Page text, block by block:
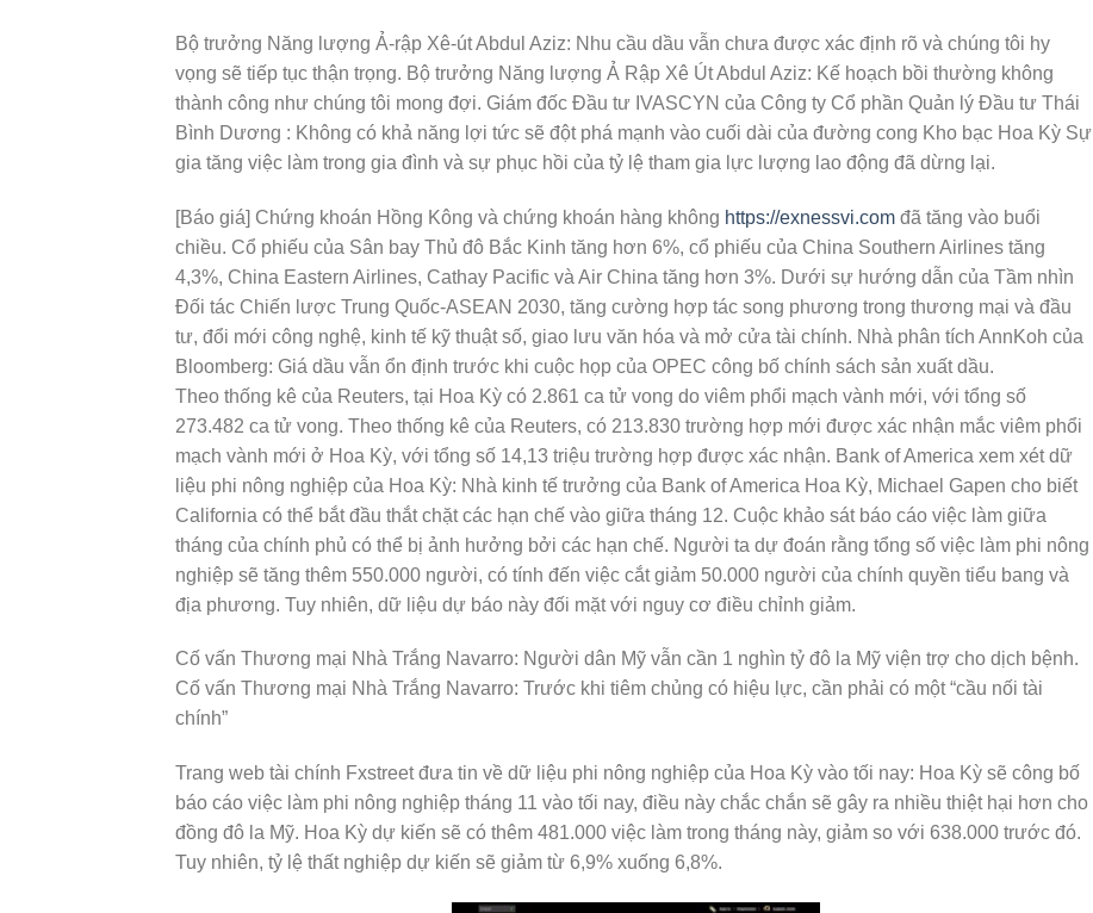
Bộ trưởng Năng lượng Ả-rập Xê-út Abdul Aziz: Nhu cầu dầu vẫn chưa được xác định rõ và chúng tôi hy
vọng sẽ tiếp tục thận trọng. Bộ trưởng Năng lượng Ả Rập Xê Út Abdul Aziz: Kế hoạch bồi thường không
thành công như chúng tôi mong đợi. Giám đốc Đầu tư IVASCYN của Công ty Cổ phần Quản lý Đầu tư Thái
Bình Dương : Không có khả năng lợi tức sẽ đột phá mạnh vào cuối dài của đường cong Kho bạc Hoa Kỳ Sự
gia tăng việc làm trong gia đình và sự phục hồi của tỷ lệ tham gia lực lượng lao động đã dừng lại.
[Báo giá] Chứng khoán Hồng Kông và chứng khoán hàng không https://exnessvi.com đã tăng vào buổi
chiều. Cổ phiếu của Sân bay Thủ đô Bắc Kinh tăng hơn 6%, cổ phiếu của China Southern Airlines tăng
4,3%, China Eastern Airlines, Cathay Pacific và Air China tăng hơn 3%. Dưới sự hướng dẫn của Tầm nhìn
Đối tác Chiến lược Trung Quốc-ASEAN 2030, tăng cường hợp tác song phương trong thương mại và đầu
tư, đổi mới công nghệ, kinh tế kỹ thuật số, giao lưu văn hóa và mở cửa tài chính. Nhà phân tích AnnKoh của
Bloomberg: Giá dầu vẫn ổn định trước khi cuộc họp của OPEC công bố chính sách sản xuất dầu.
Theo thống kê của Reuters, tại Hoa Kỳ có 2.861 ca tử vong do viêm phổi mạch vành mới, với tổng số
273.482 ca tử vong. Theo thống kê của Reuters, có 213.830 trường hợp mới được xác nhận mắc viêm phổi
mạch vành mới ở Hoa Kỳ, với tổng số 14,13 triệu trường hợp được xác nhận. Bank of America xem xét dữ
liệu phi nông nghiệp của Hoa Kỳ: Nhà kinh tế trưởng của Bank of America Hoa Kỳ, Michael Gapen cho biết
California có thể bắt đầu thắt chặt các hạn chế vào giữa tháng 12. Cuộc khảo sát báo cáo việc làm giữa
tháng của chính phủ có thể bị ảnh hưởng bởi các hạn chế. Người ta dự đoán rằng tổng số việc làm phi nông
nghiệp sẽ tăng thêm 550.000 người, có tính đến việc cắt giảm 50.000 người của chính quyền tiểu bang và
địa phương. Tuy nhiên, dữ liệu dự báo này đối mặt với nguy cơ điều chỉnh giảm.
Cố vấn Thương mại Nhà Trắng Navarro: Người dân Mỹ vẫn cần 1 nghìn tỷ đô la Mỹ viện trợ cho dịch bệnh.
Cố vấn Thương mại Nhà Trắng Navarro: Trước khi tiêm chủng có hiệu lực, cần phải có một “cầu nối tài
chính”
Trang web tài chính Fxstreet đưa tin về dữ liệu phi nông nghiệp của Hoa Kỳ vào tối nay: Hoa Kỳ sẽ công bố
báo cáo việc làm phi nông nghiệp tháng 11 vào tối nay, điều này chắc chắn sẽ gây ra nhiều thiệt hại hơn cho
đồng đô la Mỹ. Hoa Kỳ dự kiến sẽ có thêm 481.000 việc làm trong tháng này, giảm so với 638.000 trước đó.
Tuy nhiên, tỷ lệ thất nghiệp dự kiến sẽ giảm từ 6,9% xuống 6,8%.